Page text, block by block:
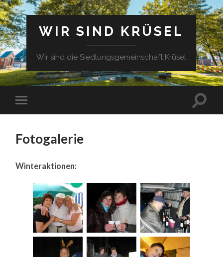
WIR SIND KRÜSEL
Wir sind die Siedlungsgemeinschaft Krüsel
Fotogalerie
Winteraktionen: